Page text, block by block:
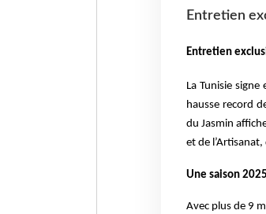
Entretien
Entretien
La Tunisie
hausse record
du Jasmin
et de
Une saison
Avec plus de 9